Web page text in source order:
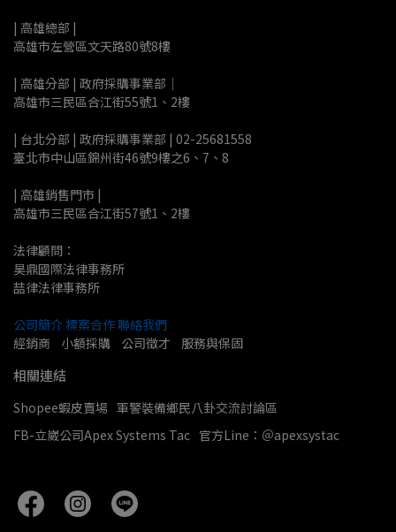
| 高雄總部 |
高雄市左營區文天路80號8樓
| 高雄分部 | 政府採購事業部｜
高雄市三民區合江街55號1、2樓
| 台北分部 | 政府採購事業部 | 02-25681558
臺北市中山區錦州街46號9樓之6、7、8
| 高雄銷售門市 |
高雄市三民區合江街57號1、2樓
法律顧問：
昊鼎國際法律事務所
喆律法律事務所
公司簡介 標案合作聯絡我們
經銷商    小額採購    公司徵才    服務與保固
相關連結
Shopee蝦皮賣場 軍警裝備鄉民八卦交流討論區
FB-立崴公司Apex Systems Tac 官方Line：＠apexsystac